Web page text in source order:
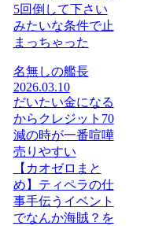
5回倒して下さい
みたいな条件で止
まっちゃった
名無しの艦長
2026.03.10
だいたい金になる
からクレジット70
減の時が一番喧嘩
売りやすい
【カオゼロまと
め】ティペラの仕
事手伝うイベント
でなんか海賊？を